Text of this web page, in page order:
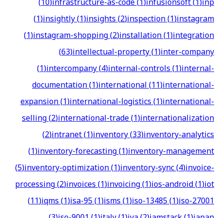
(1)insightly(1)insights(2)inspection(1)instagram
(1)instagram-shopping(2)installation(1)integration
(63)intellectual-property(1)inter-company
(1)intercompany(4)internal-controls(1)internal-
documentation(1)international(11)international-
expansion(1)international-logistics(1)international-
selling(2)international-trade(1)internationalization
(2)intranet(1)inventory(33)inventory-analytics
(1)inventory-forecasting(1)inventory-management
(5)inventory-optimization(1)inventory-sync(4)invoice-
processing(2)invoices(1)invoicing(1)ios-android(1)iot
(11)iqms(1)isa-95(1)isms(1)iso-13485(1)iso-27001